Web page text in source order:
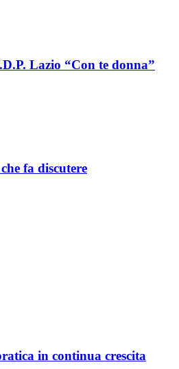
Lazio “Con te donna”
fa discutere
in continua crescita